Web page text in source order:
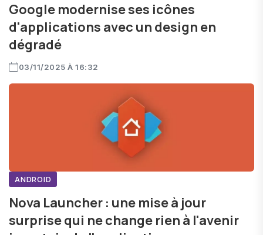
Google modernise ses icônes
d'applications avec un design en
dégradé
03/11/2025 À 16:32
ANDROID
Nova Launcher : une mise à jour
surprise qui ne change rien à l'avenir